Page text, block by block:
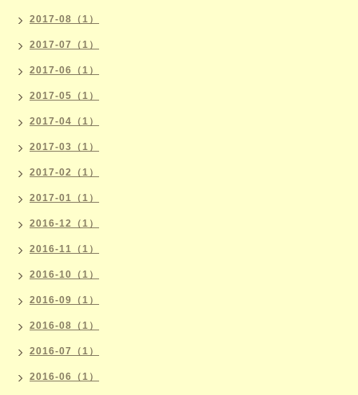
2017-08（1）
2017-07（1）
2017-06（1）
2017-05（1）
2017-04（1）
2017-03（1）
2017-02（1）
2017-01（1）
2016-12（1）
2016-11（1）
2016-10（1）
2016-09（1）
2016-08（1）
2016-07（1）
2016-06（1）